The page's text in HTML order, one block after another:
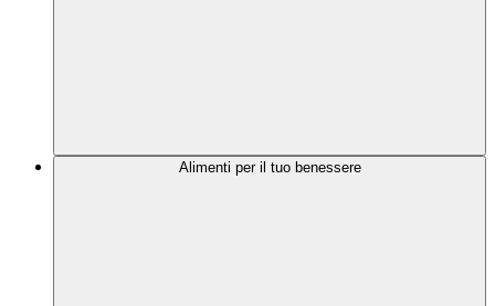
Alimenti per il tuo benessere